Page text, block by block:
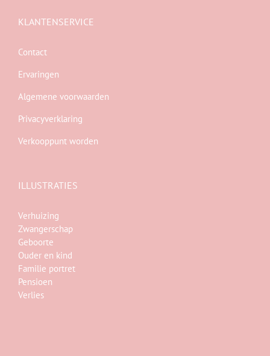
KLANTENSERVICE
Contact
Ervaringen
Algemene voorwaarden
Privacyverklaring
Verkooppunt worden
ILLUSTRATIES
Verhuizing
Zwangerschap
Geboorte
Ouder en kind
Familie portret
Pensioen
Verlies